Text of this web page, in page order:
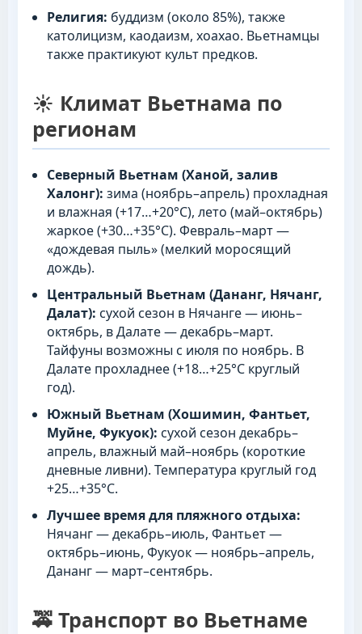
Религия: буддизм (около 85%), также
католицизм, каодаизм, хоахао. Вьетнамцы
также практикуют культ предков.
☀️ Климат Вьетнама по
регионам
Северный Вьетнам (Ханой, залив
Халонг): зима (ноябрь–апрель) прохладная
и влажная (+17…+20°C), лето (май–октябрь)
жаркое (+30…+35°C). Февраль–март —
«дождевая пыль» (мелкий моросящий
дождь).
Центральный Вьетнам (Дананг, Нячанг,
Далат): сухой сезон в Нячанге — июнь–
октябрь, в Далате — декабрь–март.
Тайфуны возможны с июля по ноябрь. В
Далате прохладнее (+18…+25°C круглый
год).
Южный Вьетнам (Хошимин, Фантьет,
Муйне, Фукуок): сухой сезон декабрь–
апрель, влажный май–ноябрь (короткие
дневные ливни). Температура круглый год
+25…+35°C.
Лучшее время для пляжного отдыха:
Нячанг — декабрь–июль, Фантьет —
октябрь–июнь, Фукуок — ноябрь–апрель,
Дананг — март–сентябрь.
🚕 Транспорт во Вьетнаме